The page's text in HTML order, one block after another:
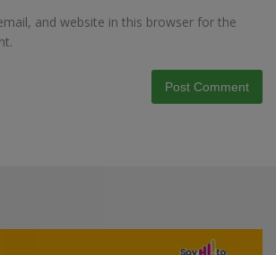
and website in this browser for the